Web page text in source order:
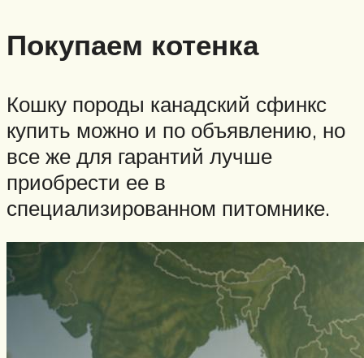
Покупаем котенка
Кошку породы канадский сфинкс
купить можно и по объявлению, но
все же для гарантий лучше
приобрести ее в
специализированном питомнике.